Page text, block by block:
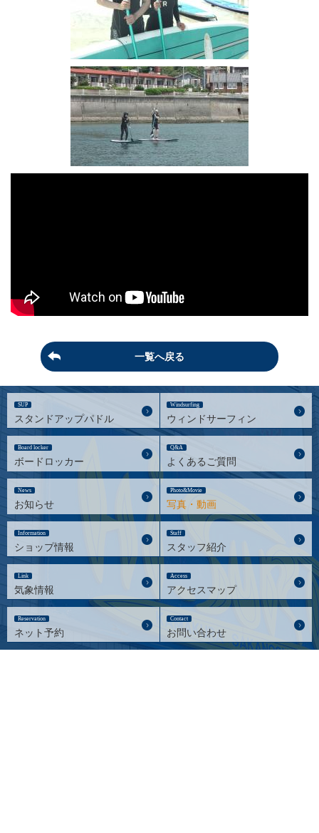
一覧へ戻る
SUP
スタンドアップパドル
Windsurfing
ウィンドサーフィン
Board locker
ボードロッカー
Q&A
よくあるご質問
News
お知らせ
Photo&Movie
写真・動画
Information
ショップ情報
Staff
スタッフ紹介
Link
気象情報
Access
アクセスマップ
Reservation
ネット予約
Contact
お問い合わせ